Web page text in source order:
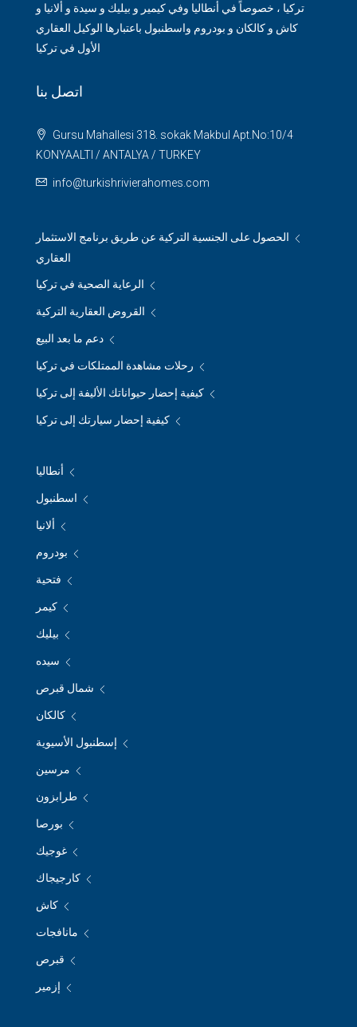
تركيا ، خصوصاً في أنطاليا وفي كيمير و بيليك و سيدة و ألانيا و
كاش و كالكان و بودروم واسطنبول باعتبارها الوكيل العقاري
الأول في تركيا
اتصل بنا
Gursu Mahallesi 318. sokak Makbul Apt.No:10/4
KONYAALTI / ANTALYA / TURKEY
info@turkishrivierahomes.com
الحصول على الجنسية التركية عن طريق برنامج الاستثمار
العقاري
الرعاية الصحية في تركيا
القروض العقارية التركية
دعم ما بعد البيع
رحلات مشاهدة الممتلكات في تركيا
كيفية إحضار حيواناتك الأليفة إلى تركيا
كيفية إحضار سيارتك إلى تركيا
أنطاليا
اسطنبول
ألانيا
بودروم
فتحية
كيمر
بيليك
سيده
شمال قبرص
كالكان
إسطنبول الأسيوية
مرسين
طرابزون
بورصا
غوجيك
كارجيجاك
كاش
مانافجات
قبرص
إزمير